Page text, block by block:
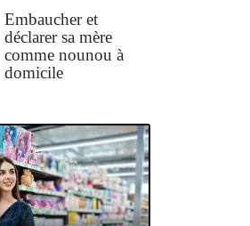
Embaucher et
déclarer sa mère
comme nounou à
domicile